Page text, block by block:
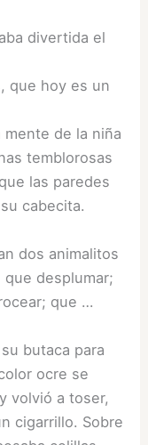
divertida el
que hoy es un
de la niña
temblorosas
las paredes
cabecita.
dos animalitos
desplumar;
que …
butaca para
ocre se
volvió a toser,
cigarrillo. Sobre